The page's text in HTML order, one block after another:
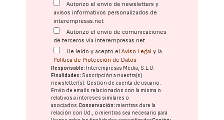
Autorizo el envío de newsletters y
avisos informativos personalizados de
interempresas.net
Autorizo el envío de comunicaciones
de terceros vía interempresas.net
He leído y acepto elAviso Legal y la
Política de Protección de Datos
Responsable: Interempresas Media, S.L.U.
Finalidades: Suscripción a nuestra(s)
newsletter(s). Gestión de cuenta de usuario.
Envío de emails relacionados con la misma o
relativos a intereses similares o
asociados.Conservación: mientras dure la
relación con Ud., o mientras sea necesario para